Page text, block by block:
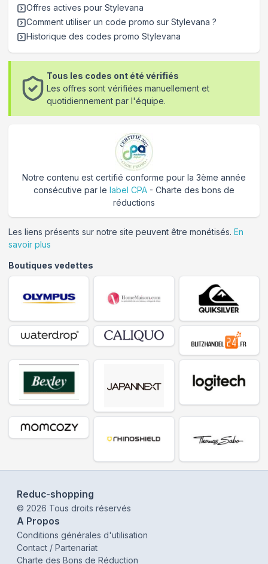
Offres actives pour Stylevana
Comment utiliser un code promo sur Stylevana ?
Historique des codes promo Stylevana
Tous les codes ont été vérifiés
Les offres sont vérifiées manuellement et
quotidiennement par l'équipe.
Notre contenu est certifié conforme pour la 3ème année
consécutive par le label CPA - Charte des bons de
réductions
Les liens présents sur notre site peuvent être monétisés. En
savoir plus
Boutiques vedettes
Reduc-shopping
© 2026 Tous droits réservés
A Propos
Conditions générales d'utilisation
Contact / Partenariat
Charte des Bons de Réduction